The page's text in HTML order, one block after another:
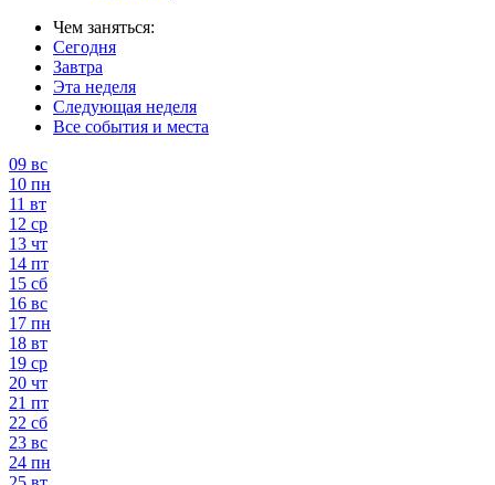
Чем заняться:
Сегодня
Завтра
Эта неделя
Следующая неделя
Все события и места
09 вс
10 пн
11 вт
12 ср
13 чт
14 пт
15 сб
16 вс
17 пн
18 вт
19 ср
20 чт
21 пт
22 сб
23 вс
24 пн